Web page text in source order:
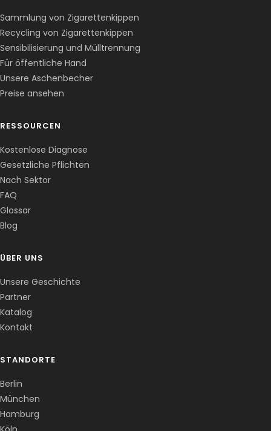
Sammlung von Zigarettenkippen
Recycling von Zigarettenkippen
Sensibilisierung und Mülltrennung
Für öffentliche Hand
Unsere Aschenbecher
Preise ansehen
RESSOURCEN
Kostenlose Diagnose
Gesetzliche Pflichten
Nach Sektor
FAQ
Glossar
Blog
ÜBER UNS
Unsere Geschichte
Partner
Katalog
Kontakt
STANDORTE
Berlin
München
Hamburg